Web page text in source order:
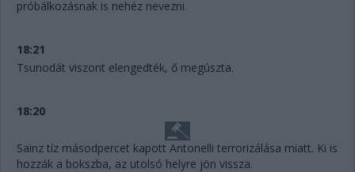
próbálkozásnak is nehéz nevezni.
18:21
Tsunodát viszont elengedték, ő megúszta.
18:20
Sainz tíz másodpercet kapott Antonelli terrorizálása miatt. Ki is
hozzák a bokszba, az utolsó helyre jön vissza.